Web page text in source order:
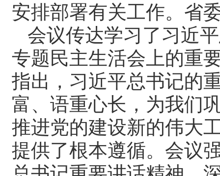
安排部署有关工作。省
会议传达学习了习近
专题民主生活会上的重
指出，习近平总书记的
富、语重心长，为我们
推进党的建设新的伟大
提供了根本遵循。会议